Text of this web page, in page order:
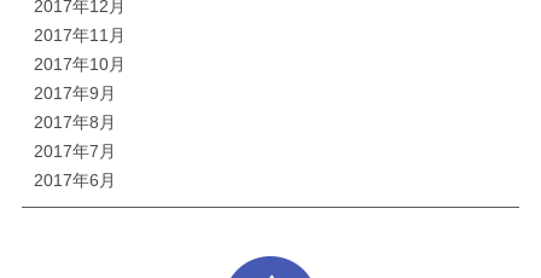
2017年12月
2017年11月
2017年10月
2017年9月
2017年8月
2017年7月
2017年6月